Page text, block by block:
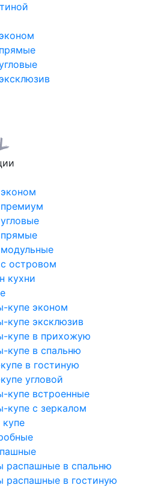
островом
кухни
купе эконом
купе эксклюзив
купе в прихожую
купе в спальню
в гостиную
угловой
купе встроенные
купе с зеркалом
распашные в спальню
распашные в гостиную